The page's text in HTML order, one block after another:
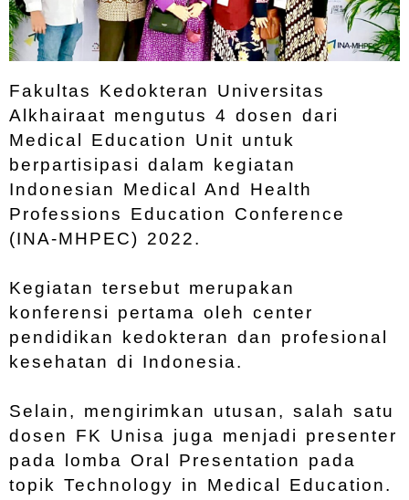
Fakultas Kedokteran Universitas
Alkhairaat mengutus 4 dosen dari
Medical Education Unit untuk
berpartisipasi dalam kegiatan
Indonesian Medical And Health
Professions Education Conference
(INA-MHPEC) 2022.
Kegiatan tersebut merupakan
konferensi pertama oleh center
pendidikan kedokteran dan profesional
kesehatan di Indonesia.
Selain, mengirimkan utusan, salah satu
dosen FK Unisa juga menjadi presenter
pada lomba Oral Presentation pada
topik Technology in Medical Education.